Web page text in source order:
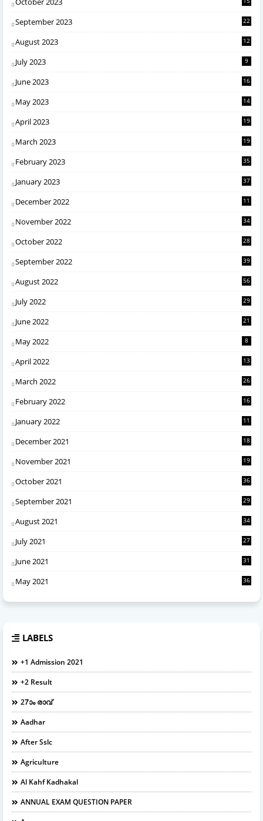
September 2023 22
August 2023 12
July 2023 9
June 2023 16
May 2023 14
April 2023 19
March 2023 19
February 2023 35
January 2023 37
December 2022 11
November 2022 34
October 2022 28
September 2022 39
August 2022 56
July 2022 29
June 2022 21
May 2022 8
April 2022 13
March 2022 26
February 2022 16
January 2022 11
December 2021 18
November 2021 19
October 2021 36
September 2021 29
August 2021 34
July 2021 27
June 2021 31
May 2021 36
LABELS
+1 Admission 2021
+2 Result
27ാം രാവ്
Aadhar
After Sslc
Agriculture
Al Kahf Kadhakal
ANNUAL EXAM QUESTION PAPER